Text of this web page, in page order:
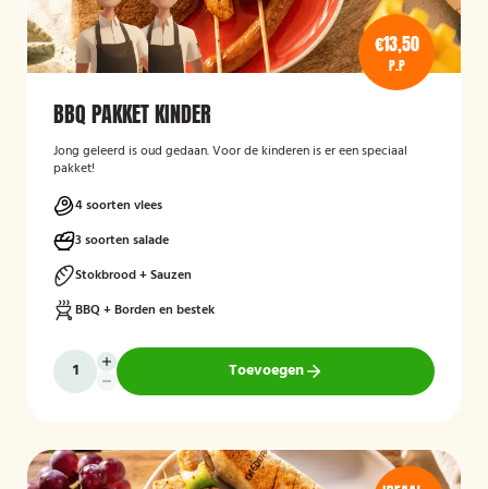
€13,50
P.P
BBQ PAKKET KINDER
Jong geleerd is oud gedaan. Voor de kinderen is er een speciaal
pakket!
4 soorten vlees
3 soorten salade
Stokbrood + Sauzen
BBQ + Borden en bestek
Toevoegen